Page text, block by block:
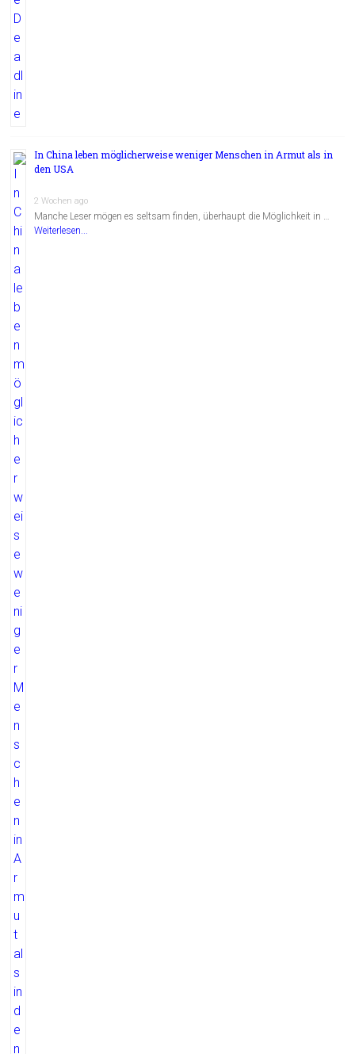
In China leben möglicherweise weniger Menschen in Armut als in
den USA
2 Wochen ago
Manche Leser mögen es seltsam finden, überhaupt die Möglichkeit in …
Weiterlesen...